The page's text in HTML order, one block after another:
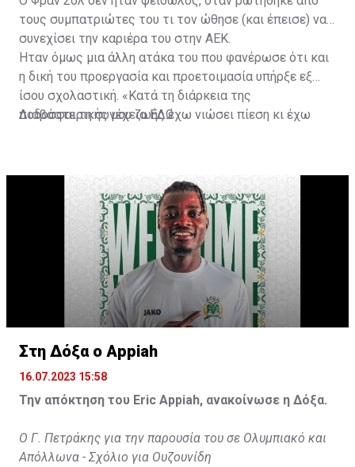
τους συμπατριώτες του τι τον ώθησε (και έπεισε) να
συνεχίσει την καριέρα του στην ΑΕΚ.
Ήταν όμως μια άλλη ατάκα του που φανέρωσε ότι και
η δική του προεργασία και προετοιμασία υπήρξε εξ
ίσου σχολαστική. «Κατά τη διάρκεια της
ποδοσφαιρικής μου ζωής έχω νιώσει πίεση κι έχω
Διαβάστε τη συνέχειαΕΔΩ
Στη Δόξα ο Appiah
16.07.2023 15:58
Την απόκτηση του Eric Appiah, ανακοίνωσε η Δόξα.
Ο Γ. Πετράκης για την παρουσία του σε Ολυμπιακό και
Απόλλωνα - Σχόλιο για Ουζουνίδη